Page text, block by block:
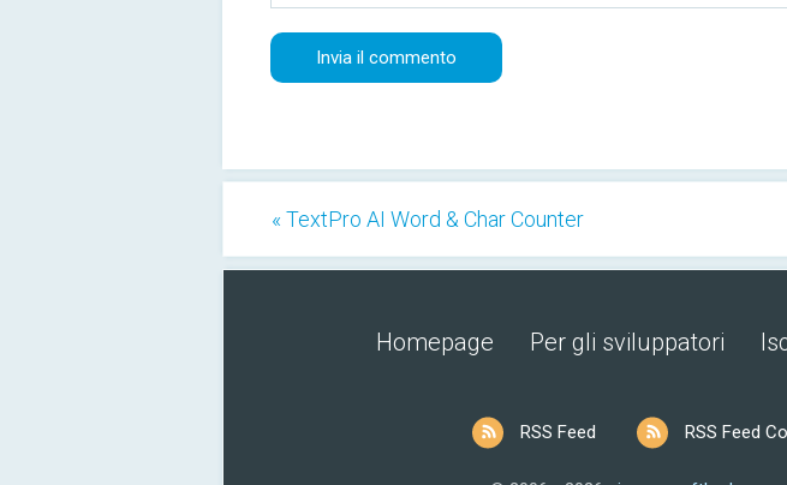
« TextPro AI Word & Char Counter
Homepage Per gli sviluppatori
RSS Feed RSS Feed